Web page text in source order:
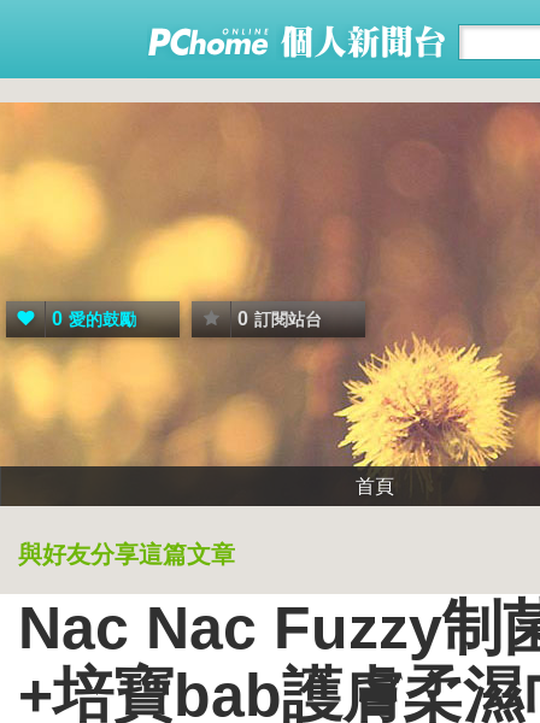
0 愛的鼓勵 0 訂閱站台
首頁
與好友分享這篇文章
Nac Nac Fuzzy制
+培寶bab護膚柔